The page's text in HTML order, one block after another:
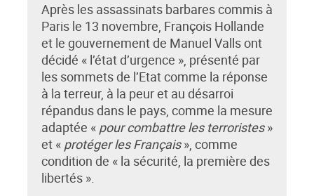
Après les assassinats barbares commis à
Paris le 13 novembre, François Hollande
et le gouvernement de Manuel Valls ont
décidé « l’état d’urgence », présenté par
les sommets de l’Etat comme la réponse
à la terreur, à la peur et au désarroi
répandus dans le pays, comme la mesure
adaptée « pour combattre les terroristes»
et « protéger les Français», comme
condition de « la sécurité, la première des
libertés ».